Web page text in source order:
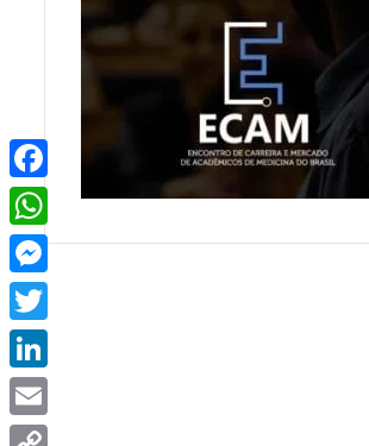
Facebook
WhatsApp
Messenger
Twitter
LinkedIn
Email